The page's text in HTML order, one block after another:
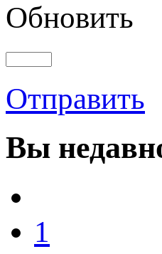
Обновить
Отправить
Вы
1